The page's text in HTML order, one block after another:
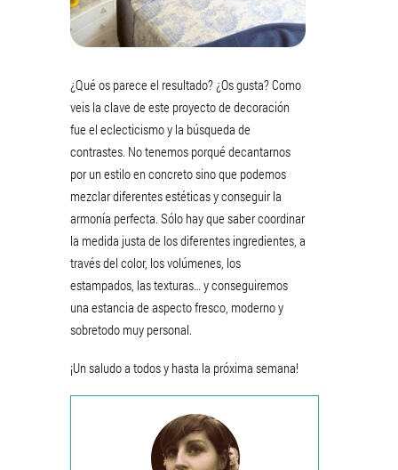
¿Qué os parece el resultado? ¿Os gusta? Como
veis la clave de este proyecto de decoración
fue el eclecticismo y la búsqueda de
contrastes. No tenemos porqué decantarnos
por un estilo en concreto sino que podemos
mezclar diferentes estéticas y conseguir la
armonía perfecta. Sólo hay que saber coordinar
la medida justa de los diferentes ingredientes, a
través del color, los volúmenes, los
estampados, las texturas… y conseguiremos
una estancia de aspecto fresco, moderno y
sobretodo muy personal.
¡Un saludo a todos y hasta la próxima semana!